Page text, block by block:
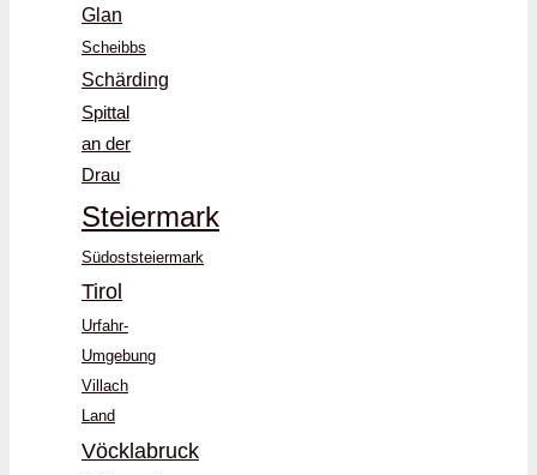
Glan
Scheibbs
Schärding
Spittal
an der
Drau
Steiermark
Südoststeiermark
Tirol
Urfahr-
Umgebung
Villach
Land
Vöcklabruck